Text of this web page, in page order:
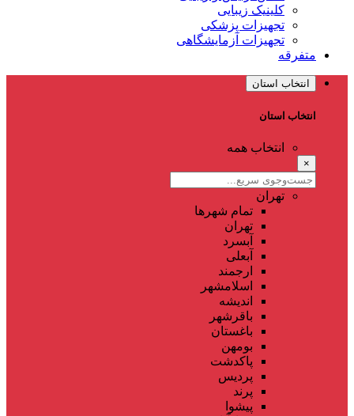
کلینیک زیبایی
تجهیزات پزشکی
تجهیزات آزمایشگاهی
متفرقه
انتخاب استان
انتخاب استان
انتخاب همه
×
تهران
تمام شهر‌ها
تهران
آبسرد
آبعلی
ارجمند
اسلامشهر
اندیشه
باقرشهر
باغستان
بومهن
پاکدشت
پردیس
پرند
پیشوا